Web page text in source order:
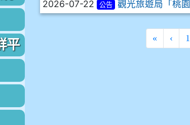
2026-07-22 公告 觀光旅遊局「桃
« ‹ 1
平